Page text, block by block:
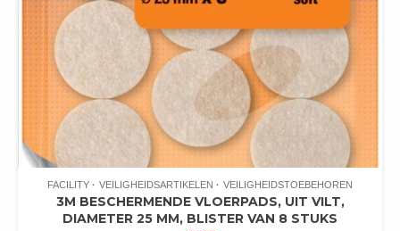
FACILITY VEILIGHEIDSARTIKELEN VEILIGHEIDSTOEBEHOREN
3M BESCHERMENDE VLOERPADS, UIT VILT,
DIAMETER 25 MM, BLISTER VAN 8 STUKS